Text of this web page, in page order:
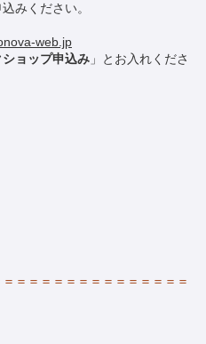
みください。
web.jp
ショップ申込み」とお入れくださ
＝＝＝＝＝＝＝＝＝＝＝＝＝＝